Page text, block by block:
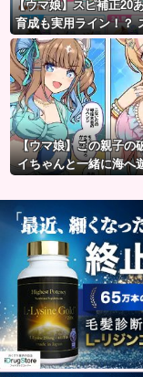
【ウマ娘】スピ補正20
育成も実用ライン！？
成した夏ドーベルが仕
ある件
【ウマ娘】この親子の
イちゃんと一緒に海へ